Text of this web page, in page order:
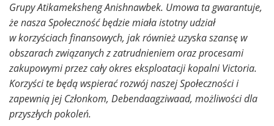
Grupy Atikameksheng Anishnawbek. Umowa ta gwarantuje,
że nasza Społeczność będzie miała istotny udział
w korzyściach finansowych, jak również uzyska szansę w
obszarach związanych z zatrudnieniem oraz procesami
zakupowymi przez cały okres eksploatacji kopalni Victoria.
Korzyści te będą wspierać rozwój naszej Społeczności i
zapewnią jej Członkom, Debendaagziwaad, możliwości dla
przyszłych pokoleń.